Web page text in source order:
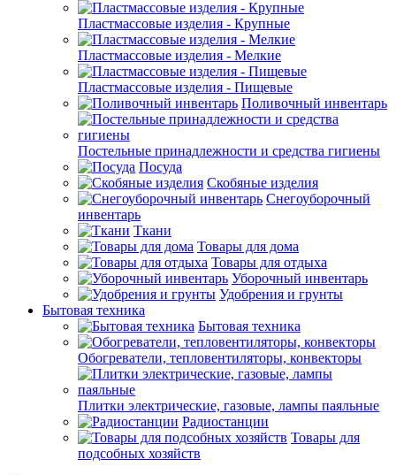
Пластмассовые изделия - Крупные
Пластмассовые изделия - Мелкие
Пластмассовые изделия - Пищевые
Поливочный инвентарь
Постельные принадлежности и средства гигиены
Посуда
Скобяные изделия
Снегоуборочный
инвентарь
Ткани
Товары для дома
Товары для отдыха
Уборочный инвентарь
Удобрения и грунты
Бытовая техника
Бытовая техника
Обогреватели, тепловентиляторы, конвекторы
Плитки электрические, газовые, лампы паяльные
Радиостанции
Товары для
подсобных хозяйств